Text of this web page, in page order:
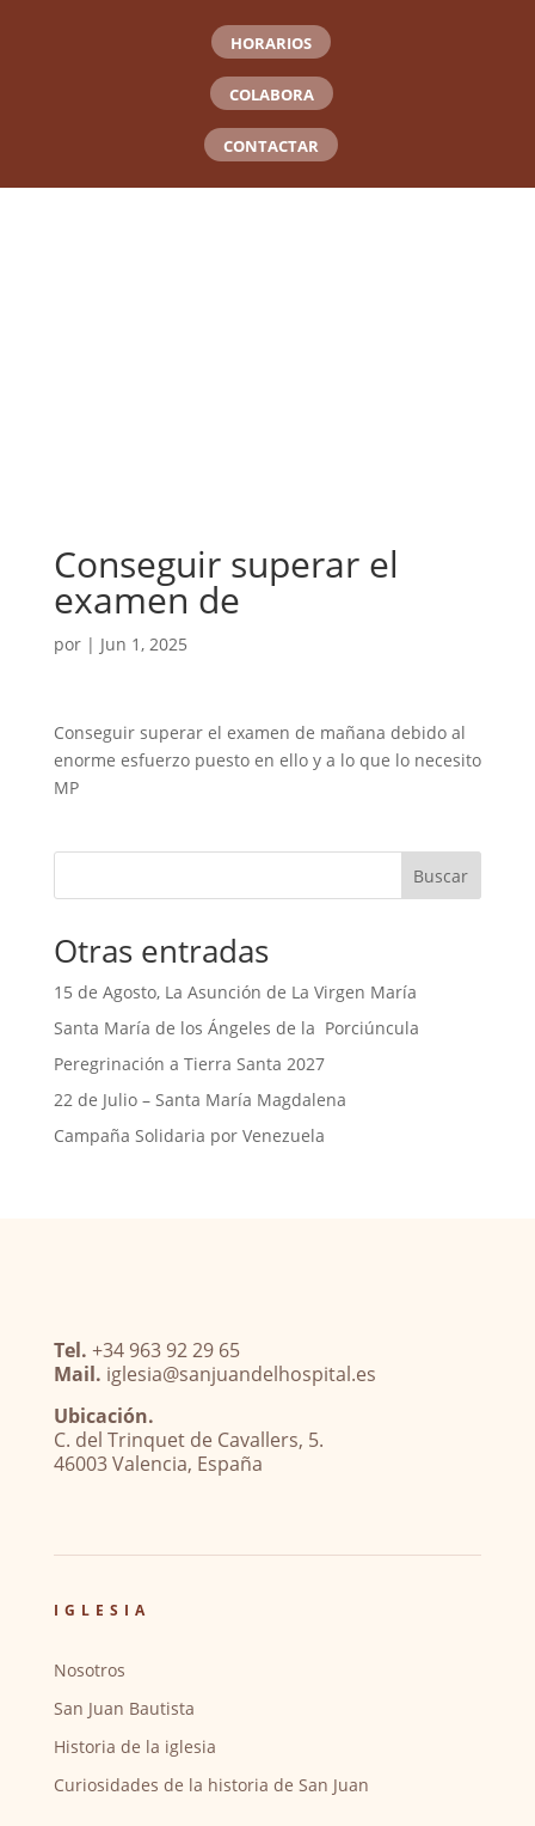
HORARIOS
COLABORA
CONTACTAR
Conseguir superar el
examen de
por | Jun 1, 2025
Conseguir superar el examen de mañana debido al
enorme esfuerzo puesto en ello y a lo que lo necesito
MP
Buscar
Otras entradas
15 de Agosto, La Asunción de La Virgen María
Santa María de los Ángeles de la Porciúncula
Peregrinación a Tierra Santa 2027
22 de Julio – Santa María Magdalena
Campaña Solidaria por Venezuela
Tel. +34 963 92 29 65
Mail. iglesia@sanjuandelhospital.es
Ubicación.
C. del Trinquet de Cavallers, 5.
46003 Valencia, España
IGLESIA
Nosotros
San Juan Bautista
Historia de la iglesia
Curiosidades de la historia de San Juan